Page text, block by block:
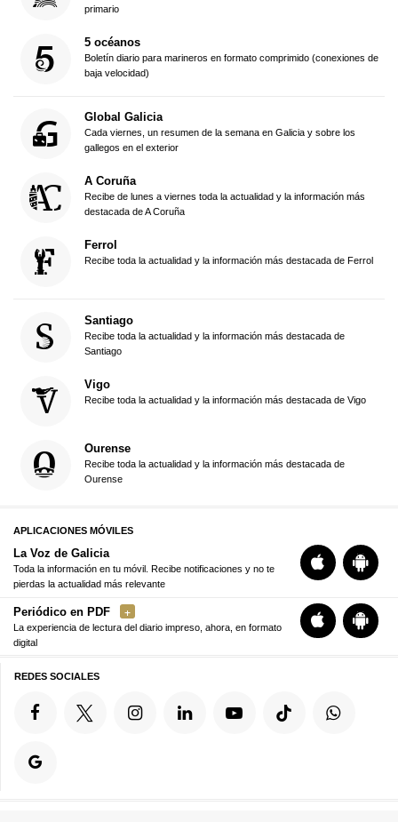
primario
5 océanos
Boletín diario para marineros en formato comprimido (conexiones de
baja velocidad)
Global Galicia
Cada viernes, un resumen de la semana en Galicia y sobre los
gallegos en el exterior
A Coruña
Recibe de lunes a viernes toda la actualidad y la información más
destacada de A Coruña
Ferrol
Recibe toda la actualidad y la información más destacada de Ferrol
Santiago
Recibe toda la actualidad y la información más destacada de
Santiago
Vigo
Recibe toda la actualidad y la información más destacada de Vigo
Ourense
Recibe toda la actualidad y la información más destacada de
Ourense
APLICACIONES MÓVILES
La Voz de Galicia
Toda la información en tu móvil. Recibe notificaciones y no te
pierdas la actualidad más relevante
Periódico en PDF
La experiencia de lectura del diario impreso, ahora, en formato
digital
REDES SOCIALES